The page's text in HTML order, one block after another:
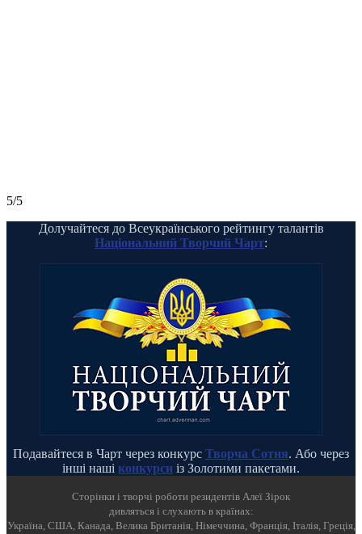
5/5
Долучайтеся до Всеукраїнського рейтингу талантів
Національний Творчий Чарт:
Подавайтеся в Чарт через конкурс Творча Сотня. Або через
інші наші конкурси із Золотими пакетами.
Cторінки і творчі роботи резидентів Алеї Зірок
дивляться і слухають в країнах:
Україна, США, Канада, Велика Британія, Німеччина, Франція, Італія, Греція,